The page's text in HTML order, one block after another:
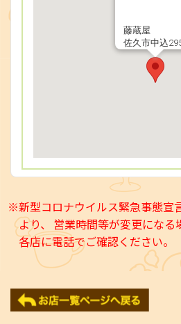
藤蔵屋
佐久市中込
※新型コロナウイルス緊急事態宣
より、 営業時間等が変更になる
各店に電話でご確認ください。